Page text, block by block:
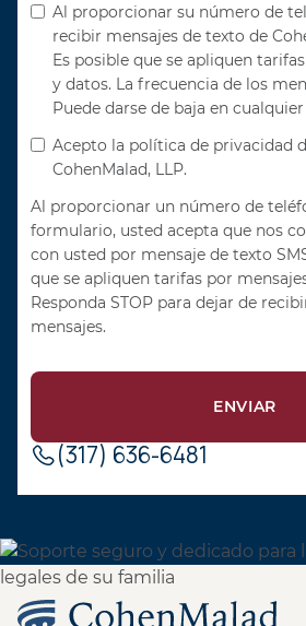
Al proporcionar su número de
recibir mensajes de texto de
Es posible que se apliquen
y datos. La frecuencia de los
Puede darse de baja en
Acepto la política de privacidad
CohenMalad, LLP.
Al proporcionar un número de
formulario, usted acepta que nos
con usted por mensaje de texto
que se apliquen tarifas por
Responda STOP para dejar de
mensajes.
(317) 636-6481